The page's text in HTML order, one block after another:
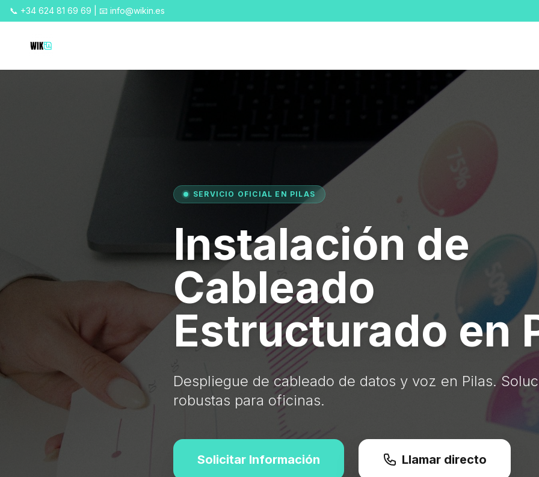
📞 +34 624 81 69 69 | 📧 info@wikin.es
SERVICIO OFICIAL EN PILAS
Instalación de
Cableado
Estructurado en
Despliegue de cableado de datos y voz en Pilas.
robustas para oficinas.
Solicitar Información Llamar directo